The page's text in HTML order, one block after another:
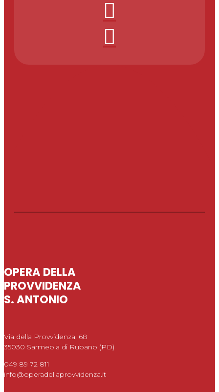
OPERA DELLA
PROVVIDENZA
S. ANTONIO
Via della Provvidenza, 68
35030 Sarmeola di Rubano (PD)
049 89 72 811
info@operadellaprovvidenza.it